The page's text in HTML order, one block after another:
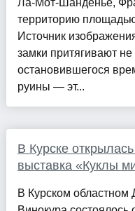
территорию
Источник
замки притягивают
остановившегося
руины — эт...
В Курске
выставка «Куклы
В Курском областном